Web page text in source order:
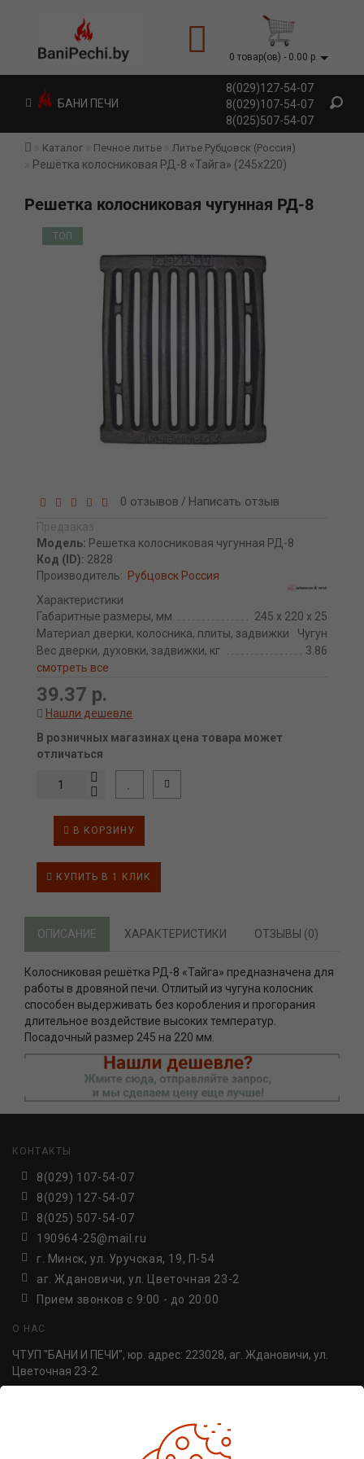
0 товар(ов) - 0.00 р.
8(029)127-54-07
8(029)107-54-07
8(025)507-54-07
БАНИ ПЕЧИ
Каталог Печное литье Литье Рубцовск (Россия)
Решётка колосниковая РД-8 «Тайга» (245x220)
Решетка колосниковая чугунная РД-8
ТОП
0 отзывов / Написать отзыв
Модель: Решетка колосниковая чугунная РД-8
Код (ID): 2828
Производитель: Рубцовск Россия
Характеристики
Габаритные размеры, мм
245 x 220 x 25
Материал дверки, колосника, плиты, задвижки
Чугун
Вес дверки, духовки, задвижки, кг
3.86
смотреть все
39.37 р.
Нашли дешевле
В розничных магазинах цена товара может
отличаться
В КОРЗИНУ
КУПИТЬ В 1 КЛИК
ОПИСАНИЕ ХАРАКТЕРИСТИКИ ОТЗЫВЫ (0)
Колосниковая решётка РД-8 «Тайга» предназначена для
работы в дровяной печи. Отлитый из чугуна колосник
способен выдерживать без коробления и прогорания
длительное воздействие высоких температур.
Посадочный размер 245 на 220 мм.
КОНТАКТЫ
8(029) 107-54-07
8(029) 127-54-07
8(025) 507-54-07
190964-25@mail.ru
г. Минск, ул. Уручская, 19, П-54
аг. Ждановичи, ул. Цветочная 23-2
Прием звонков c 9:00 - до 20:00
О НАС
ЧТУП "БАНИ И ПЕЧИ", юр. адрес: 223028, аг. Ждановичи, ул.
Цветочная 23-2.